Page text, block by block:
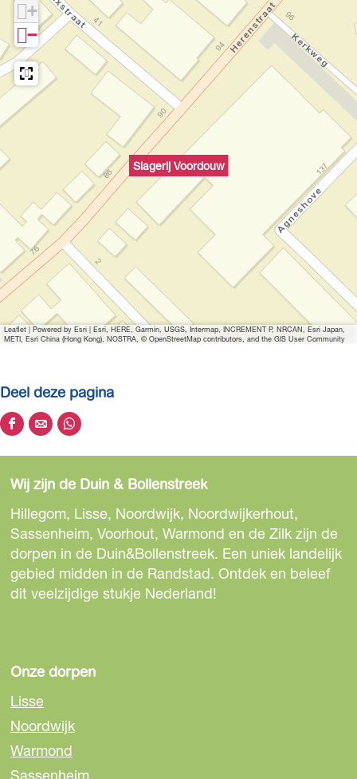
Slagerij Voordouw
+
−
Leaflet | Powered by Esri | Esri, HERE, Garmin, USGS, Intermap, INCREMENT P, NRCAN, Esri Japan,
METI, Esri China (Hong Kong), NOSTRA, © OpenStreetMap contributors, and the GIS User Community
Deel deze pagina
D
e
l
d
e
z
e
p
n
a
o
p
F
a
D
e
l
d
e
z
e
p
n
o
p
e
-
D
e
l
d
e
z
e
p
n
p
W
h
Wij zijn de Duin & Bollenstreek
Hillegom, Lisse, Noordwijk, Noordwijkerhout,
Sassenheim, Voorhout, Warmond en de Zilk zijn de
dorpen in de Duin&Bollenstreek. Een uniek landelijk
gebied midden in de Randstad. Ontdek en beleef
dit veelzijdige stukje Nederland!
Onze dorpen
Lisse
Noordwijk
Warmond
Sassenheim